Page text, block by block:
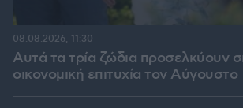
Αυτά τα τρία ζώδια προσελκύουν
οικονομική επιτυχία τον Αύγουστο
08.08.2026, 11:30